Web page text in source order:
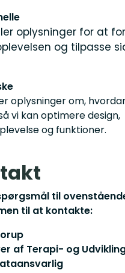
oplysninger for at
og tilpasse
oplysninger om,
vi kan optimere design,
og funktioner.
til
til at kontakte:
af Terapi- og